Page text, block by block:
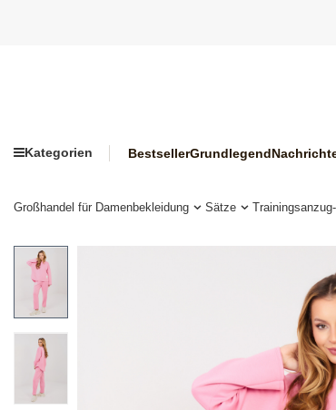
Kategorien BestsellerGrundlegend
Großhandel für Damenbekleidung Sätze